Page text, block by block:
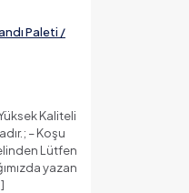
Paleti /
Kaliteli
– Koşu
Lütfen
yazan